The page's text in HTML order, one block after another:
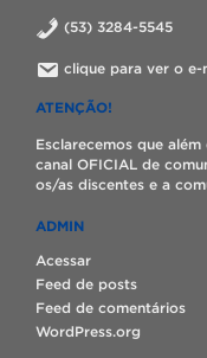
(53) 3284-5545
clique para ver o e-
ATENÇÃO!
Esclarecemos que
canal OFICIAL de
os/as discentes e a
ADMIN
Acessar
Feed de posts
Feed de comentários
WordPress.org